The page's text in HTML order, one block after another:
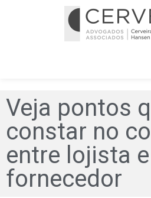
Veja pontos
constar no
entre lojista e
fornecedor